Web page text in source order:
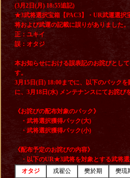
(3月2日(月) 18:55追記)
★3武将選択宝箱【PAC3】・UR武運選択
将および武運の記載に誤りがありました。
正：ユキイ
誤：オタジ
本お知らせにおける誤表記のお詫びとし
す。
3月15日(日) 18:00までに、以下のパック
に、3月18日(水) メンテナンスにてお詫び
《お詫びの配布対象のパック》
・武将選択獲得パック(大)
・武将選択獲得パック(小)
《配布予定のお詫びの内容》
・以下のUR★3武将を対象とする武将選
オタジ
戎翟公 樊於期 樊琉